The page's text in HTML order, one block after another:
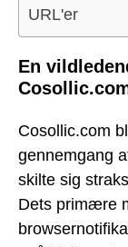
URL'er
En
Cosollic.com
gennemgang
skilte sig
Dets primære